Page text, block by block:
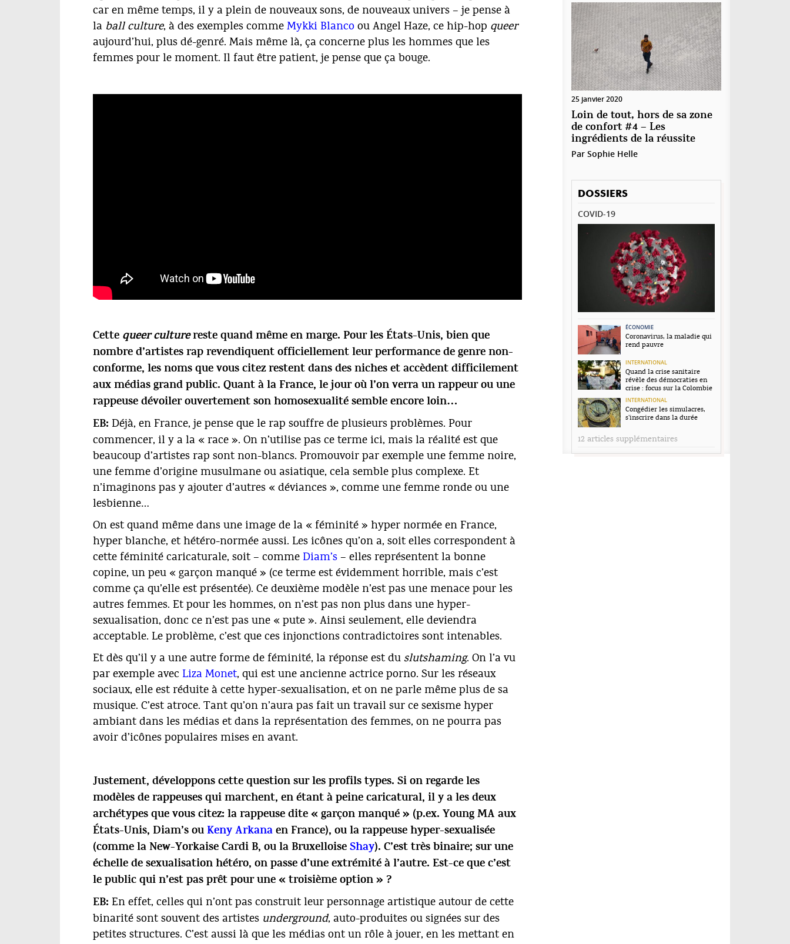
car en même temps, il y a plein de nouveaux sons, de nouveaux univers – je pense à
la ball culture, à des exemples comme Mykki Blanco ou Angel Haze, ce hip-hop queer
aujourd’hui, plus dé-genré. Mais même là, ça concerne plus les hommes que les
femmes pour le moment. Il faut être patient, je pense que ça bouge.
Cette queer culturereste quand même en marge. Pour les États-Unis, bien que
nombre d’artistes rap revendiquent officiellement leur performance de genre non-
conforme, les noms que vous citez restent dans des niches et accèdent difficilement
aux médias grand public. Quant à la France, le jour où l’on verra un rappeur ou une
rappeuse dévoiler ouvertement son homosexualité semble encore loin…
EB: Déjà, en France, je pense que le rap souffre de plusieurs problèmes. Pour
commencer, il y a la « race ». On n’utilise pas ce terme ici, mais la réalité est que
beaucoup d’artistes rap sont non-blancs. Promouvoir par exemple une femme noire,
une femme d’origine musulmane ou asiatique, cela semble plus complexe. Et
n’imaginons pas y ajouter d’autres « déviances », comme une femme ronde ou une
lesbienne…
On est quand même dans une image de la « féminité » hyper normée en France,
hyper blanche, et hétéro-normée aussi. Les icônes qu’on a, soit elles correspondent à
cette féminité caricaturale, soit – comme Diam’s – elles représentent la bonne
copine, un peu « garçon manqué » (ce terme est évidemment horrible, mais c’est
comme ça qu’elle est présentée). Ce deuxième modèle n’est pas une menace pour les
autres femmes. Et pour les hommes, on n’est pas non plus dans une hyper-
sexualisation, donc ce n’est pas une « pute ». Ainsi seulement, elle deviendra
acceptable. Le problème, c’est que ces injonctions contradictoires sont intenables.
Et dès qu’il y a une autre forme de féminité, la réponse est du slutshaming. On l’a vu
par exemple avec Liza Monet, qui est une ancienne actrice porno. Sur les réseaux
sociaux, elle est réduite à cette hyper-sexualisation, et on ne parle même plus de sa
musique. C’est atroce. Tant qu’on n’aura pas fait un travail sur ce sexisme hyper
ambiant dans les médias et dans la représentation des femmes, on ne pourra pas
avoir d’icônes populaires mises en avant.
Justement, développons cette question sur les profils types. Si on regarde les
modèles de rappeuses qui marchent, en étant à peine caricatural, il y a les deux
archétypes que vous citez: la rappeuse dite « garçon manqué » (p.ex. Young MA aux
États-Unis, Diam’s ou Keny Arkana en France), ou la rappeuse hyper-sexualisée
(comme la New-Yorkaise Cardi B, ou la Bruxelloise Shay). C’est très binaire; sur une
échelle de sexualisation hétéro, on passe d’une extrémité à l’autre. Est-ce que c’est
le public qui n’est pas prêt pour une « troisième option » ?
EB: En effet, celles qui n’ont pas construit leur personnage artistique autour de cette
binarité sont souvent des artistes underground, auto-produites ou signées sur des
petites structures. C’est aussi là que les médias ont un rôle à jouer, en les mettant en
25 janvier 2020
Loin de tout, hors de sa zone
de confort #4 – Les
ingrédients de la réussite
Par Sophie Helle
DOSSIERS
COVID-19
ÉCONOMIE
Coronavirus, la maladie qui
rend pauvre
INTERNATIONAL
Quand la crise sanitaire
révèle des démocraties en
crise : focus sur la Colombie
INTERNATIONAL
Congédier les simulacres,
s’inscrire dans la durée
12 articles supplémentaires